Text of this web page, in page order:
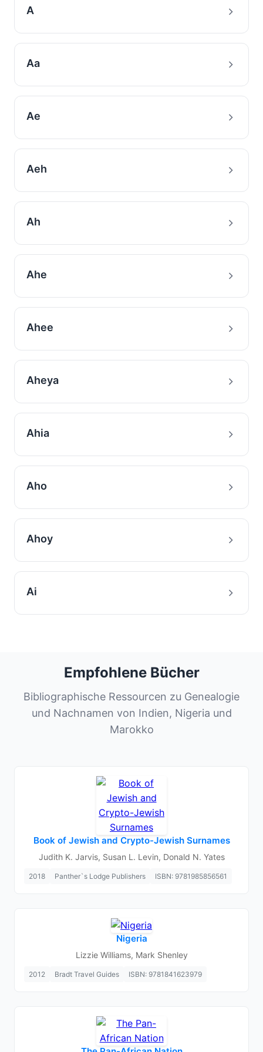
A
Aa
Ae
Aeh
Ah
Ahe
Ahee
Aheya
Ahia
Aho
Ahoy
Ai
Empfohlene Bücher
Bibliographische Ressourcen zu Genealogie
und Nachnamen von Indien, Nigeria und
Marokko
Book of Jewish and Crypto-Jewish Surnames
Judith K. Jarvis, Susan L. Levin, Donald N. Yates
2018 Panther`s Lodge Publishers ISBN: 9781985856561
Nigeria
Lizzie Williams, Mark Shenley
2012 Bradt Travel Guides ISBN: 9781841623979